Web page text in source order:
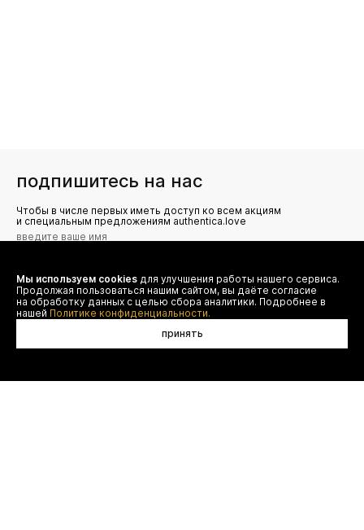
подпишитесь на нас
Чтобы в числе первых иметь доступ ко всем акциям
и специальным предложениям authentica.love
Я даю согласие на сбор, обработку и хранение моих
персональных данных (имя, email, телефон) для получения
рекламных и информационных рассылок от ООО 'БТ
Юнайтед', а также ознакомлен(а) с
Политикой конфиденциальности
Мы используем cookies для улучшения работы нашего сервиса.
Продолжая пользоваться нашим сайтом, вы даёте согласие
на обработку данных с целью сбора аналитики. Подробнее в
нашей Политике конфиденциальности.
принять